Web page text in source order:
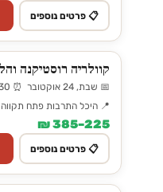
📋 פרטים נוספים
קוולריה רוסטיקנה
📅 שבת, 24 אוקטובר ⏰ 20:30
📍 היכל התרבות פתח תקווה
225–385 ₪
📋 פרטים נוספים